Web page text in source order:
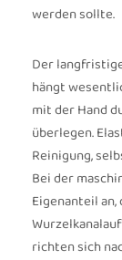
werden sollte.
Der
hängt
mit der Hand
überlegen.
Reinigung,
Bei der
Eigenanteil
richten sich